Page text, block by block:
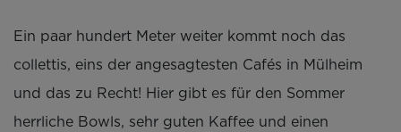
Ein paar hundert Meter weiter kommt noch das
collettis, eins der angesagtesten Cafés in Mülheim
und das zu Recht! Hier gibt es für den Sommer
herrliche Bowls, sehr guten Kaffee und einen